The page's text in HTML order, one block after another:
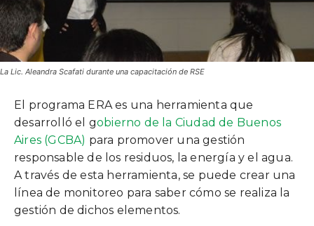
La Lic. Aleandra Scafati durante una capacitación de RSE
El programa ERA es una herramienta que
desarrolló el gobierno de la Ciudad de Buenos
Aires (GCBA) para promover una gestión
responsable de los residuos, la energía y el agua.
A través de esta herramienta, se puede crear una
línea de monitoreo para saber cómo se realiza la
gestión de dichos elementos.